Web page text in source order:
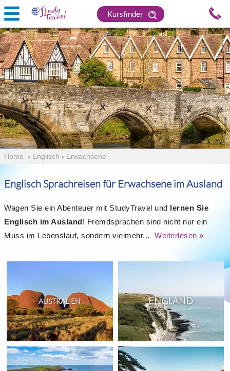
Kursfinder
Home › Englisch › Erwachsene
Englisch Sprachreisen für Erwachsene im Ausland
Wagen Sie ein Abenteuer mit StudyTravel und lernen Sie
Englisch im Ausland! Fremdsprachen sind nicht nur ein
Muss im Lebenslauf, sondern vielmehr...
Weiterlesen »
AUSTRALIEN ENGLAND